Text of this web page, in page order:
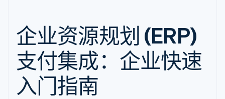
在线支付
Payment links
无代码支付
Checkout
预构建支付界
面
Elements
经常性收入
Metronome
按用量计费
Subscriptions
订阅管理
Invoicing
一次性或定期
Global
Payouts
向第三
方打款
按应用场景
智能体商务
加密货币
库与 SDK
Stripe Apps
指南
指南
支持
获取支持
企业资源规划 (ERP)
支付集成：企业快速
入门指南